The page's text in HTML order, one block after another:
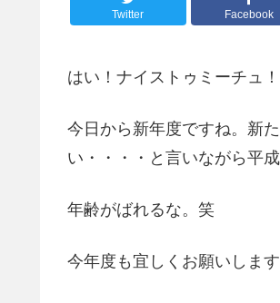
Twitter Facebook
はい！ナイストゥミーチュ！
今日から新年度ですね。新
い・・・・と言いながら平
年齢がばれるな。笑
今年度も宜しくお願いしま